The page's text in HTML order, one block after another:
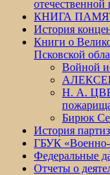
КНИГА
История
Книги о
Псковской
Войной
Н. А.
Бирюк
История
ГБУК «Военно-
Федеральные
Отчеты о